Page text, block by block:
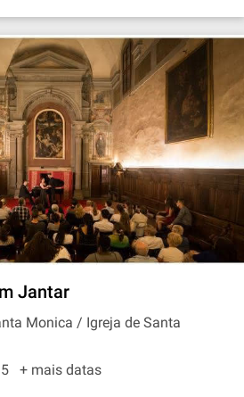
Jantar
Monica / Igreja de Santa
+ mais datas